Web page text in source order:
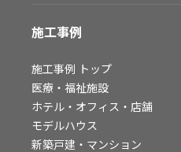
スペースソリューション事業
ファシリティソリューション事業
不動産投資開発事業
会社情報
施工事例
施工事例 トップ
医療・福祉施設
ホテル・オフィス・店舗
モデルハウス
新築戸建・マンション